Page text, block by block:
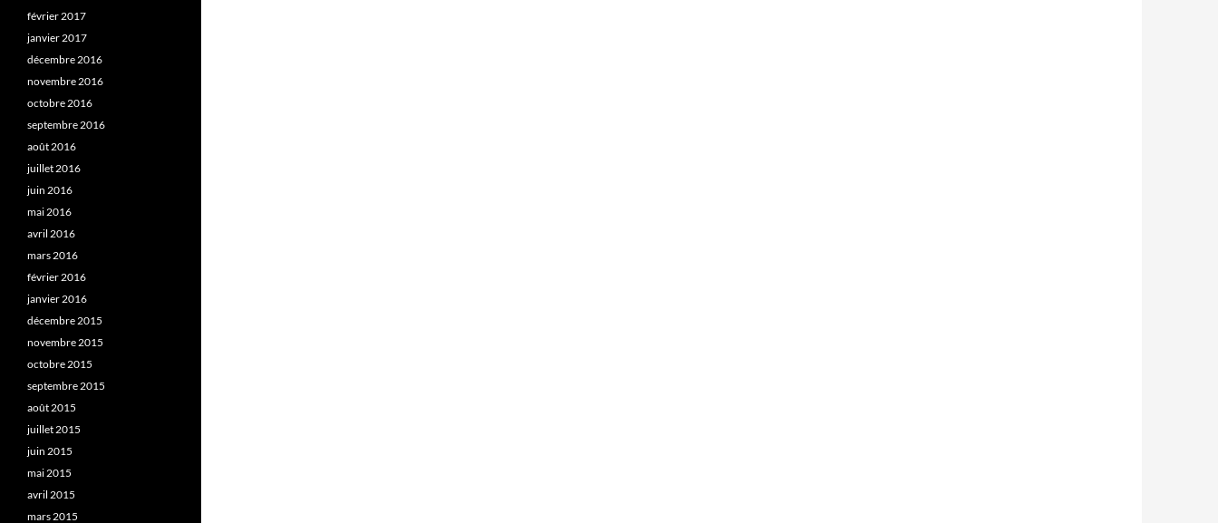
février 2017
janvier 2017
décembre 2016
novembre 2016
octobre 2016
septembre 2016
août 2016
juillet 2016
juin 2016
mai 2016
avril 2016
mars 2016
février 2016
janvier 2016
décembre 2015
novembre 2015
octobre 2015
septembre 2015
août 2015
juillet 2015
juin 2015
mai 2015
avril 2015
mars 2015